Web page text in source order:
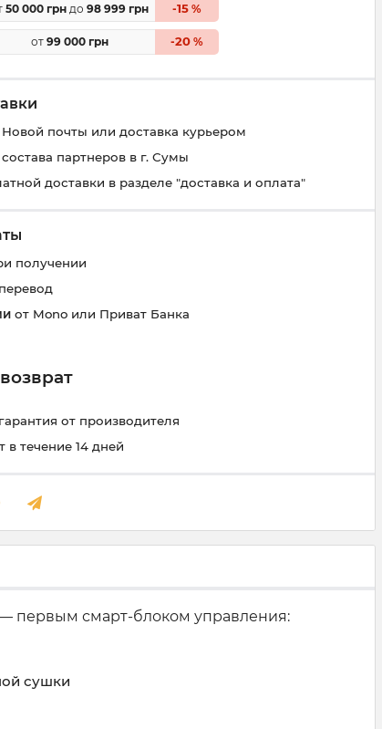
50 000 грн до 98 999 грн -15%
от 99 000 грн -20%
почты или доставка курьером
партнеров в г. Сумы
доставки в разделе "доставка и оплата"
получении
от Mono или Приват Банка
от производителя
в течение 14 дней
первым смарт-блоком управления:
сушки